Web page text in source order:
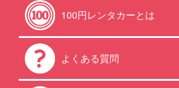
100円レンタカーとは
よくある質問